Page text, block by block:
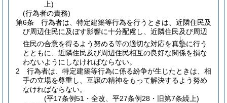
上)
(行為者の責務)
第6条
行為者は、特定建築等行為を行うときは、近隣住民及
び周辺住民に及ぼす影響に十分配慮し、近隣住民及び周辺
住民の合意を得るよう努める等の適切な対応を真摯
し
に行う
とともに、近隣住民及び周辺住民相互の良好な関係を損な
わないようにしなければならない。
2
行為者は、特定建築等行為に係る紛争が生じたときは、相
手の立場を尊重し、互譲の精神をもって解決するよう努め
なければならない。
(平17条例51・全改、平27条例28・旧第7条繰上)